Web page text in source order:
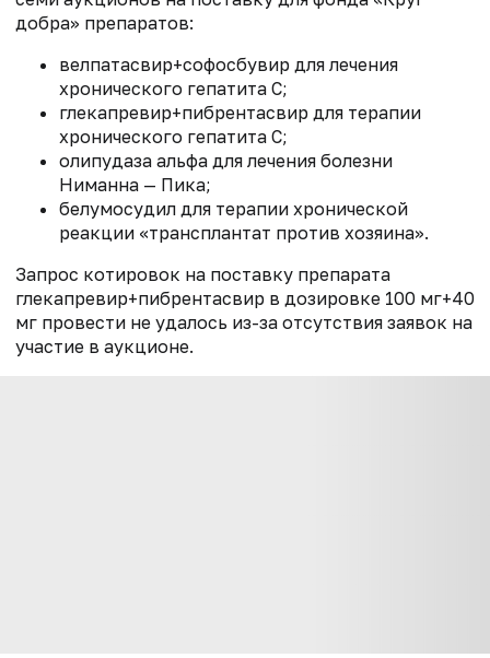
добра» препаратов:
велпатасвир+софосбувир для лечения
хронического гепатита С;
глекапревир+пибрентасвир для терапии
хронического гепатита С;
олипудаза альфа для лечения болезни
Ниманна — Пика;
белумосудил для терапии хронической
реакции «трансплантат против хозяина».
Запрос котировок на поставку препарата
глекапревир+пибрентасвир в дозировке 100 мг+40
мг провести не удалось из-за отсутствия заявок на
участие в аукционе.